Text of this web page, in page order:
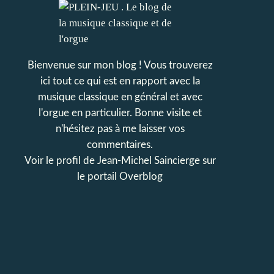
Bienvenue sur mon blog ! Vous trouverez
ici tout ce qui est en rapport avec la
musique classique en général et avec
l'orgue en particulier. Bonne visite et
n'hésitez pas à me laisser vos
commentaires.
Voir le profil de Jean-Michel Sainciergesur
le portail Overblog